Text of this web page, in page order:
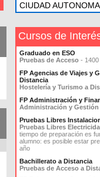
CIUDAD
Cursos de
Graduado en ESO
Pruebas de Acceso - 1400
FP Agencias de Viajes y
Distancia
Hostelería y Turismo a
FP Administración y
Administración y Gestión
Pruebas Libres
Pruebas Libres
tiempo de preparación es
alumno: es posible estar
año
Bachillerato a Distancia
Pruebas de Acceso a